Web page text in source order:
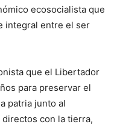
ecosocialista que
integral entre el ser
que el Libertador
para preservar el
patria junto al
con la tierra,